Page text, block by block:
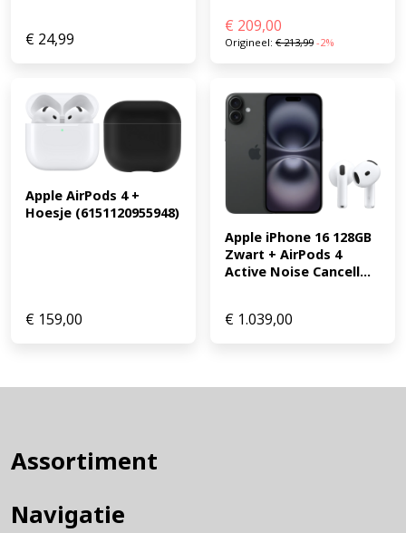
€ 24,99
€ 209,00
Origineel: €213,99 -2%
Apple AirPods 4 +
Hoesje (6151120955948)
€ 159,00
Apple iPhone 16 128GB
Zwart + AirPods 4
Active Noise Cancell...
€ 1.039,00
Assortiment
Navigatie